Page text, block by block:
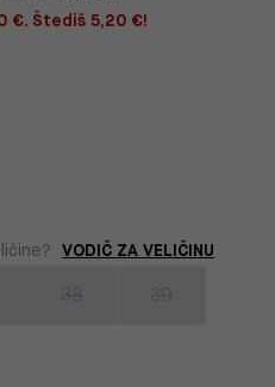
€. Štediš 5,20 €!
VODIČ ZA VELIČINU